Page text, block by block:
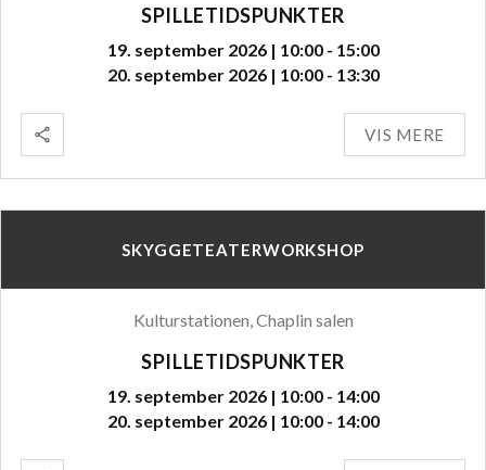
SPILLETIDSPUNKTER
19. september 2026 | 10:00 - 15:00
20. september 2026 | 10:00 - 13:30
VIS MERE
SKYGGETEATERWORKSHOP
Kulturstationen, Chaplin salen
SPILLETIDSPUNKTER
19. september 2026 | 10:00 - 14:00
20. september 2026 | 10:00 - 14:00